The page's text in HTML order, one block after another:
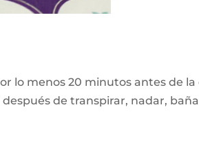
lo menos 20 minutos antes de
de transpirar, nadar,